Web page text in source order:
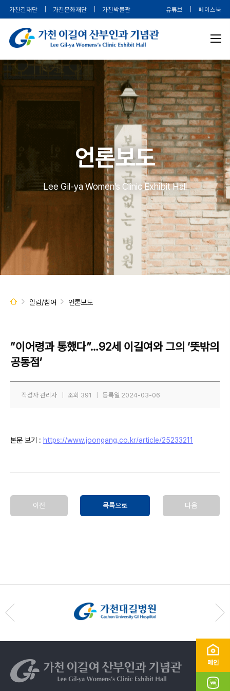
가천길재단 가천문화재단 가천박물관 유튜브 페이스북
메인
언론보도
Lee Gil-ya Women’s Clinic Exhibit Hall
알림/참여 언론보도
“이어령과 통했다”…92세 이길여와 그의 ‘뜻밖의
공통점’
작성자 관리자 조회 391 등록일 2024-03-06
본문 보기 : https://www.joongang.co.kr/article/25233211
이전 목록으로 다음